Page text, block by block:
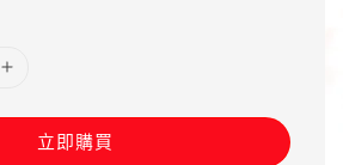
立即購買